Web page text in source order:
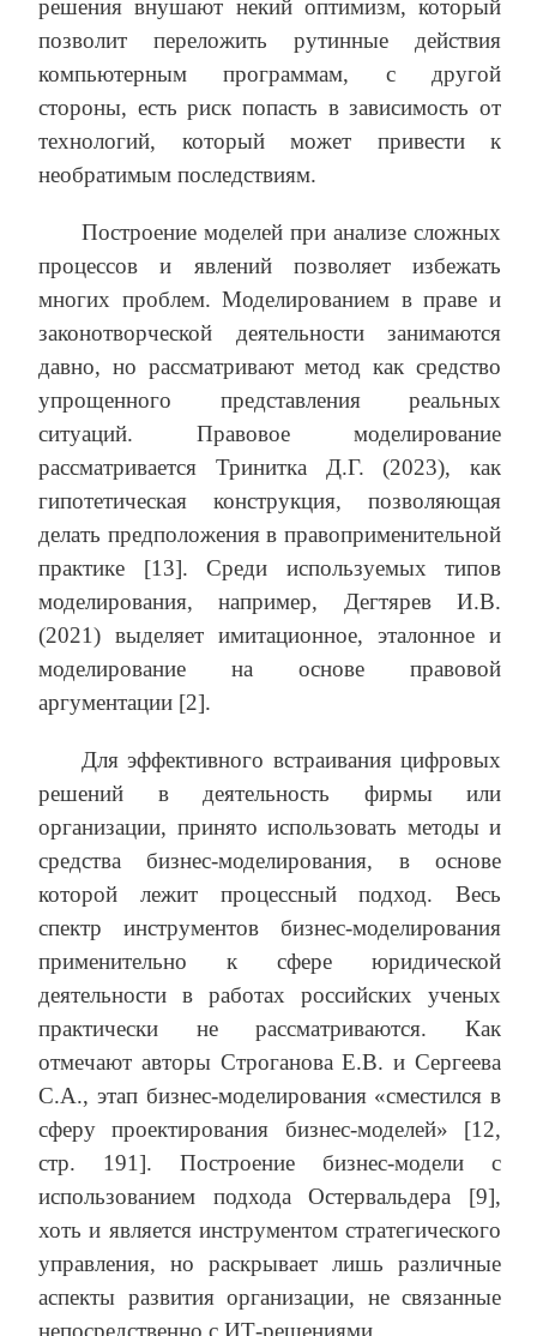
решения внушают некий оптимизм, который
позволит переложить рутинные действия
компьютерным программам, с другой
стороны, есть риск попасть в зависимость от
технологий, который может привести к
необратимым последствиям.
Построение моделей при анализе сложных
процессов и явлений позволяет избежать
многих проблем. Моделированием в праве и
законотворческой деятельности занимаются
давно, но рассматривают метод как средство
упрощенного представления реальных
ситуаций. Правовое моделирование
рассматривается Тринитка Д.Г. (2023), как
гипотетическая конструкция, позволяющая
делать предположения в правоприменительной
практике [13]. Среди используемых типов
моделирования, например, Дегтярев И.В.
(2021) выделяет имитационное, эталонное и
моделирование на основе правовой
аргументации [2].
Для эффективного встраивания цифровых
решений в деятельность фирмы или
организации, принято использовать методы и
средства бизнес-моделирования, в основе
которой лежит процессный подход. Весь
спектр инструментов бизнес-моделирования
применительно к сфере юридической
деятельности в работах российских ученых
практически не рассматриваются. Как
отмечают авторы Строганова Е.В. и Сергеева
С.А., этап бизнес-моделирования «сместился в
сферу проектирования бизнес-моделей» [12,
стр. 191]. Построение бизнес-модели с
использованием подхода Остервальдера [9],
хоть и является инструментом стратегического
управления, но раскрывает лишь различные
аспекты развития организации, не связанные
непосредственно с ИТ-решениями.